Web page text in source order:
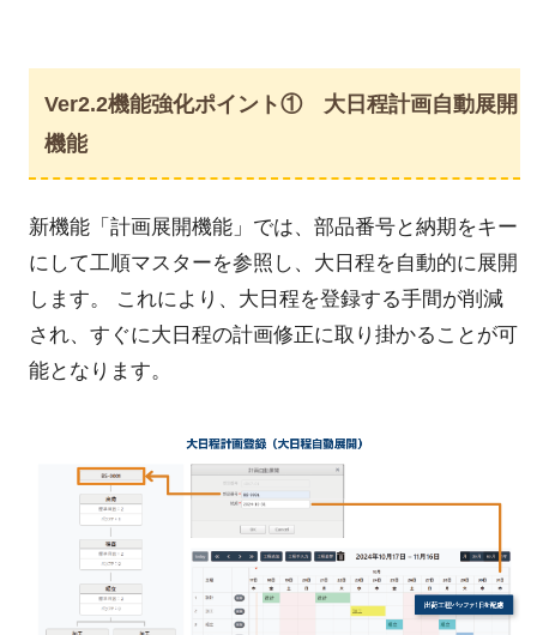
Ver2.2機能強化ポイント① 大日程計画自動展開
機能
新機能「計画展開機能」では、部品番号と納期をキー
にして工順マスターを参照し、大日程を自動的に展開
します。 これにより、大日程を登録する手間が削減
され、すぐに大日程の計画修正に取り掛かることが可
能となります。